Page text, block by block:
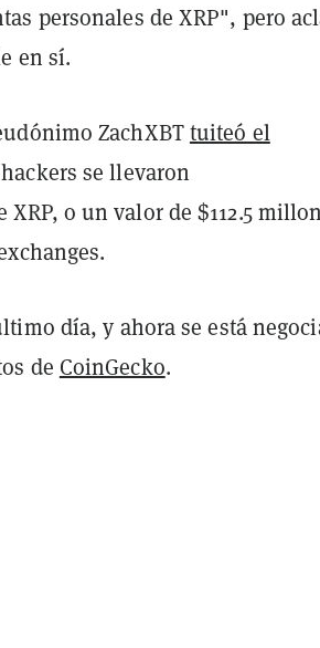
personales de XRP", pero
en sí.
ZachXBTtuiteó el
se llevaron
o un valor de $112.5
día, y ahora se está
de CoinGecko.